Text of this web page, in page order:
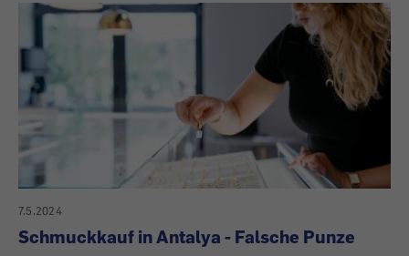
7.5.2024
Schmuckkauf in Antalya - Falsche Punze